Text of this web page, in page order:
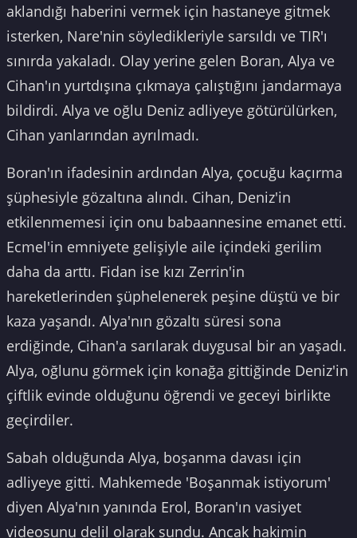
aklandığı haberini vermek için hastaneye gitmek
isterken, Nare'nin söyledikleriyle sarsıldı ve TIR'ı
sınırda yakaladı. Olay yerine gelen Boran, Alya ve
Cihan'ın yurtdışına çıkmaya çalıştığını jandarmaya
bildirdi. Alya ve oğlu Deniz adliyeye götürülürken,
Cihan yanlarından ayrılmadı.
Boran'ın ifadesinin ardından Alya, çocuğu kaçırma
şüphesiyle gözaltına alındı. Cihan, Deniz'in
etkilenmemesi için onu babaannesine emanet etti.
Ecmel'in emniyete gelişiyle aile içindeki gerilim
daha da arttı. Fidan ise kızı Zerrin'in
hareketlerinden şüphelenerek peşine düştü ve bir
kaza yaşandı. Alya'nın gözaltı süresi sona
erdiğinde, Cihan'a sarılarak duygusal bir an yaşadı.
Alya, oğlunu görmek için konağa gittiğinde Deniz'in
çiftlik evinde olduğunu öğrendi ve geceyi birlikte
geçirdiler.
Sabah olduğunda Alya, boşanma davası için
adliyeye gitti. Mahkemede 'Boşanmak istiyorum'
diyen Alya'nın yanında Erol, Boran'ın vasiyet
videosunu delil olarak sundu. Ancak hakimin